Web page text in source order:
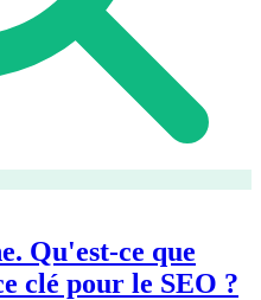
Qu'est-ce que
clé pour le SEO ?